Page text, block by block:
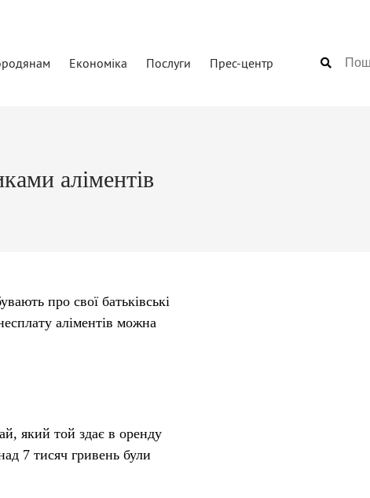
Економіка Послуги Прес-центр
аліментів
про свої батьківські
аліментів можна
який той здає в оренду
7 тисяч гривень були